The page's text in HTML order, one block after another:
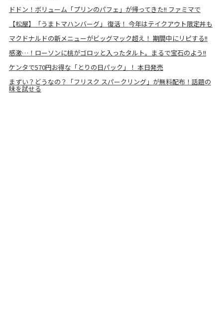
ドドン！ボリューム「プリンのパフェ」が帰ってきた!! ファミマで
【松屋】「うまトマハンバーグ」 復活！ 今年はテイクアウト限定丼も
マクドナルドの新メニューがビッグマック超え！ 期間中にリピする!!
感激…！ローソンに桃がゴロッと入ったタルト。まるで宝石のよう!!
ケンタで570円お得な「とりの日パック」！ 本日発売
まずい？どうなの？「フリスク スパークリング」が無料配布！話題の
味を試せる